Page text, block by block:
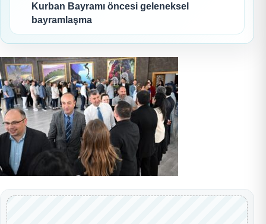
Kurban Bayramı öncesi geleneksel
bayramlaşma